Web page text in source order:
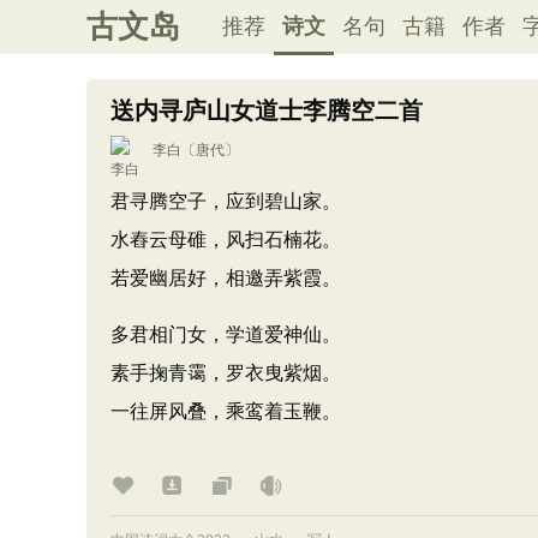
古文岛 推荐 诗文 名句 古籍 作者
送内寻庐山女道士李腾空二首
李白 〔唐代〕
君寻腾空子，应到碧山家。
水舂云母碓，风扫石楠花。
若爱幽居好，相邀弄紫霞。
多君相门女，学道爱神仙。
素手掬青霭，罗衣曳紫烟。
一往屏风叠，乘鸾着玉鞭。